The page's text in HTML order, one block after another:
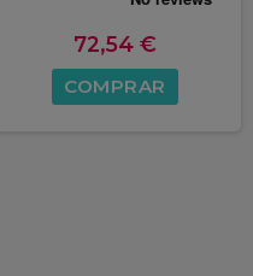
72,54 €
COMPRAR